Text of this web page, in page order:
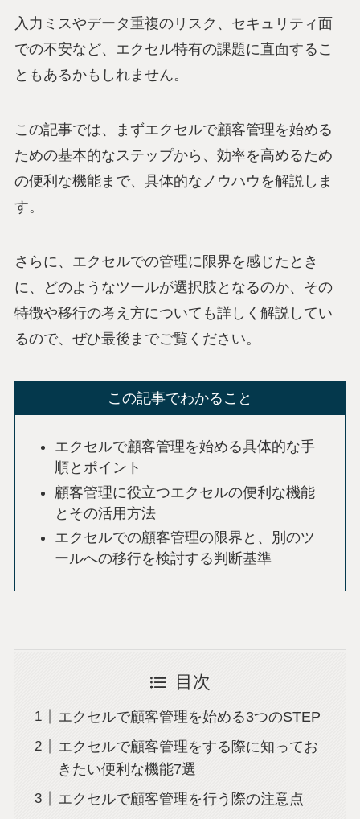
入力ミスやデータ重複のリスク、セキュリティ面
での不安など、エクセル特有の課題に直面するこ
ともあるかもしれません。
この記事では、まずエクセルで顧客管理を始める
ための基本的なステップから、効率を高めるため
の便利な機能まで、具体的なノウハウを解説しま
す。
さらに、エクセルでの管理に限界を感じたとき
に、どのようなツールが選択肢となるのか、その
特徴や移行の考え方についても詳しく解説してい
るので、ぜひ最後までご覧ください。
この記事でわかること
エクセルで顧客管理を始める具体的な手
順とポイント
顧客管理に役立つエクセルの便利な機能
とその活用方法
エクセルでの顧客管理の限界と、別のツ
ールへの移行を検討する判断基準
目次
エクセルで顧客管理を始める3つのSTEP
エクセルで顧客管理をする際に知ってお
きたい便利な機能7選
エクセルで顧客管理を行う際の注意点